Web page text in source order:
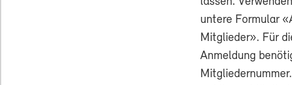
untere Formular
Mitglieder». Für
Anmeldung